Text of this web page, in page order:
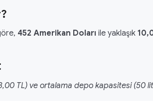
452 Amerikan Doları ile yaklaşık
TL) ve ortalama depo kapasitesi (50